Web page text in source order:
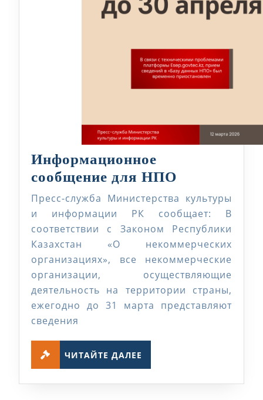
Информационное
сообщение для НПО
сообщение
для
НПО
Пресс-служба Министерства культуры
и информации РК сообщает: В
соответствии с Законом Республики
Казахстан «О некоммерческих
организациях», все некоммерческие
организации, осуществляющие
деятельность на территории страны,
ежегодно до 31 марта представляют
сведения
ЧИТАЙТЕ ДАЛЕЕ